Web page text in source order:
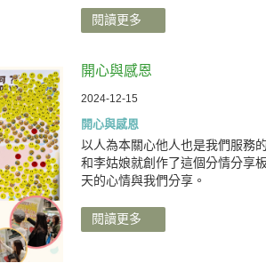
閱讀更多
開心與感恩
2024-12-15
開心與感恩
以人為本關心他人也是我們服務
和李姑娘就創作了這個分情分享
天的心情與我們分享。
閱讀更多